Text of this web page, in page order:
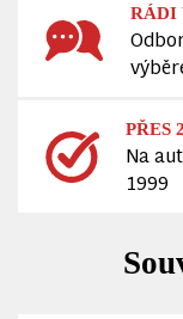
RÁDI
PŘES
Na
1999